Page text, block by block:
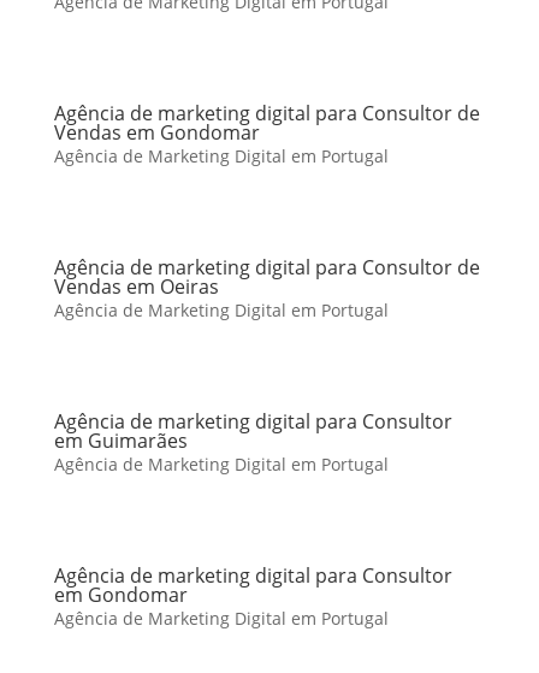
Agência de marketing digital para Consultor de
Vendas em Gondomar
Agência de Marketing Digital em Portugal
Agência de marketing digital para Consultor de
Vendas em Oeiras
Agência de Marketing Digital em Portugal
Agência de marketing digital para Consultor
em Guimarães
Agência de Marketing Digital em Portugal
Agência de marketing digital para Consultor
em Gondomar
Agência de Marketing Digital em Portugal